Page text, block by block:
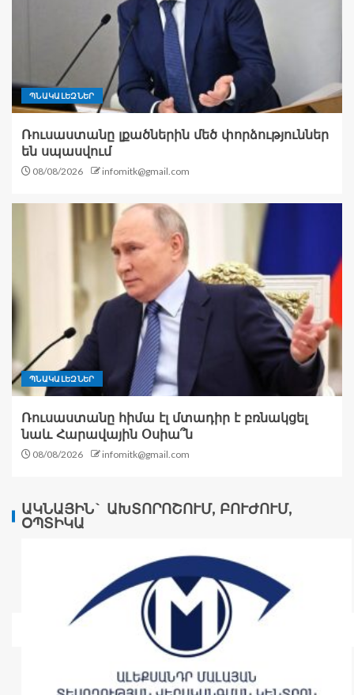
ՊՆԱԿԱԼԵԶՆԵՐ
Ռուսաստանը լքածներին մեծ փորձություններ
են սպասվում
08/08/2026 infomitk@gmail.com
ՊՆԱԿԱԼԵԶՆԵՐ
Ռուսաստանը հիմա էլ մտադիր է բռնակցել
նաև Հարավային Օսիա՞ն
08/08/2026 infomitk@gmail.com
ԱԿՆԱՅԻՆ` ԱԽՏՈՐՈՇՈՒՄ, ԲՈՒԺՈՒՄ,
ՕՊՏԻԿԱ